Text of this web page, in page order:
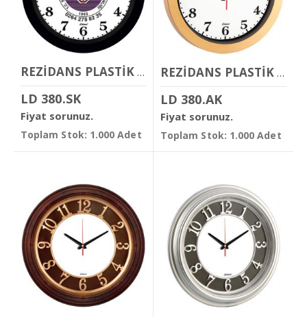
REZİDANS PLASTİK DUVAR SAATİ
LD 380.SK
Fiyat sorunuz.
Toplam Stok: 1.000 Adet
REZİDANS PLASTİK DUVAR SAATİ
LD 380.AK
Fiyat sorunuz.
Toplam Stok: 1.000 Adet